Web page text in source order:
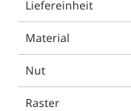
Liefereinheit
Material
Nut
Raster